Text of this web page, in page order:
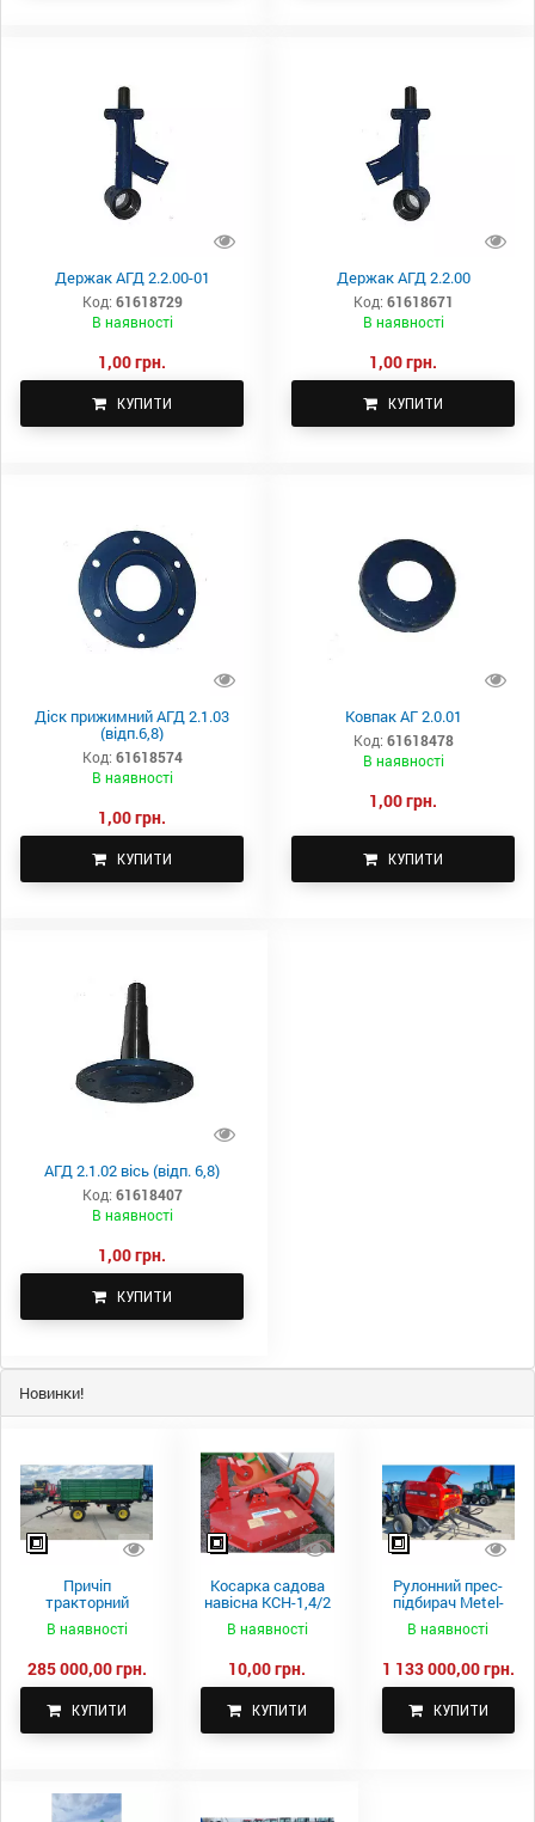
Держак АГД 2.2.00-01
Код: 61618729
В наявності
1,00 грн.
КУПИТИ
Держак АГД 2.2.00
Код: 61618671
В наявності
1,00 грн.
КУПИТИ
Діск прижимний АГД 2.1.03
(відп.6,8)
Код: 61618574
В наявності
1,00 грн.
КУПИТИ
Ковпак АГ 2.0.01
Код: 61618478
В наявності
1,00 грн.
КУПИТИ
АГД 2.1.02 вісь (відп. 6,8)
Код: 61618407
В наявності
1,00 грн.
КУПИТИ
Новинки!
Причіп
тракторний
самоскидний
Spike 2 ПТС-4
В наявності
285 000,00 грн.
КУПИТИ
Косарка садова
навісна КСН-1,4/2
В наявності
10,00 грн.
КУПИТИ
Рулонний прес-
підбирач Metel-
Fach Z 587
В наявності
1 133 000,00 грн.
КУПИТИ